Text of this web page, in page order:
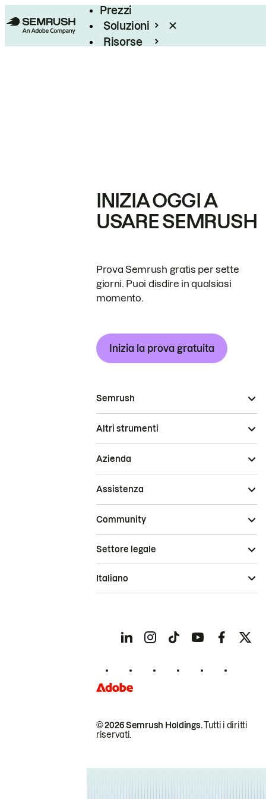
Prezzi
Soluzioni
Risorse
INIZIA OGGI A
USARE SEMRUSH
Prova Semrush gratis per sette
giorni. Puoi disdire in qualsiasi
momento.
Inizia la prova gratuita
Semrush
Altri strumenti
Azienda
Assistenza
Community
© 2026 Semrush Holdings.Tutti i diritti
riservati.
Settore legale
Italiano